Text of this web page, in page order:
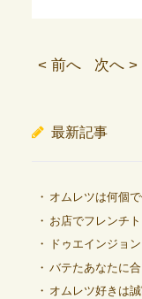
< 前へ 次へ >
最新記事
オムレツは何個
お店でフレンチ
ドゥエインジョ
バテたあなたに
オムレツ好きは